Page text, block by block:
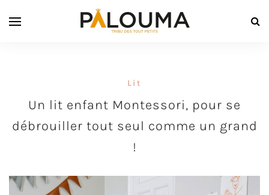
Lit
Un lit enfant Montessori, pour se
débrouiller tout seul comme un grand
!